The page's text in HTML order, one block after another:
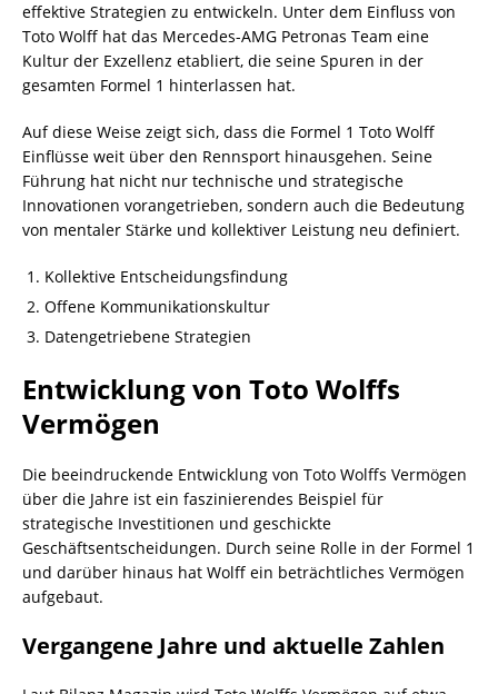
effektive Strategien zu entwickeln. Unter dem Einfluss von
Toto Wolff hat das Mercedes-AMG Petronas Team eine
Kultur der Exzellenz etabliert, die seine Spuren in der
gesamten Formel 1 hinterlassen hat.
Auf diese Weise zeigt sich, dass die Formel 1 Toto Wolff
Einflüsse weit über den Rennsport hinausgehen. Seine
Führung hat nicht nur technische und strategische
Innovationen vorangetrieben, sondern auch die Bedeutung
von mentaler Stärke und kollektiver Leistung neu definiert.
Kollektive Entscheidungsfindung
Offene Kommunikationskultur
Datengetriebene Strategien
Entwicklung von Toto Wolffs
Vermögen
Die beeindruckende Entwicklung von Toto Wolffs Vermögen
über die Jahre ist ein faszinierendes Beispiel für
strategische Investitionen und geschickte
Geschäftsentscheidungen. Durch seine Rolle in der Formel 1
und darüber hinaus hat Wolff ein beträchtliches Vermögen
aufgebaut.
Vergangene Jahre und aktuelle Zahlen